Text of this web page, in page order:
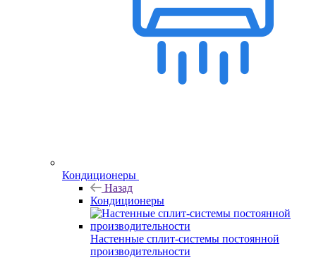
Кондиционеры
Назад
Кондиционеры
Настенные сплит-системы постоянной
производительности